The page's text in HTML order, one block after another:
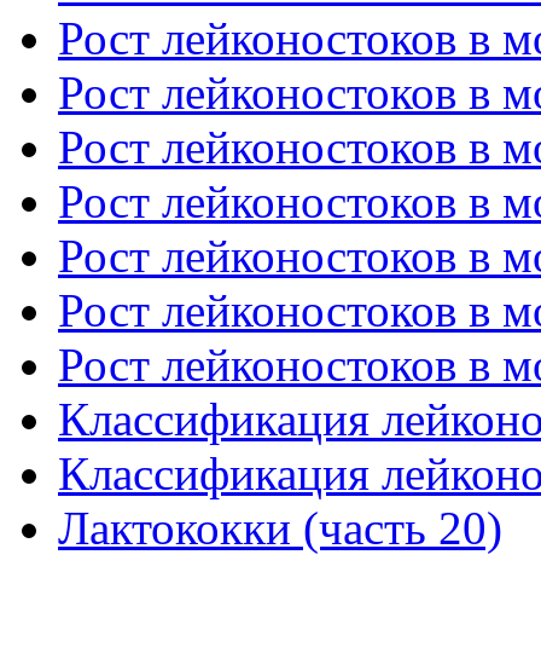
Рост лейконостоков в
Рост лейконостоков в
Рост лейконостоков в
Рост лейконостоков в
Рост лейконостоков в
Рост лейконостоков в
Рост лейконостоков в
Классификация
Классификация
Лактококки (часть 20)